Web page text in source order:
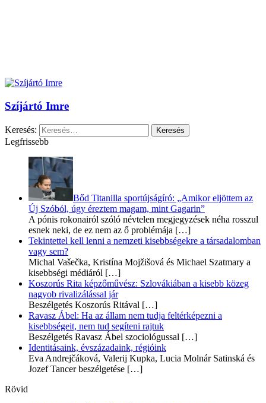
Szíjártó Imre
Keresés:
Legfrissebb
Bőd Titanilla sportújságíró: „Amikor eljöttem az
Új Szóból, úgy éreztem magam, mint Gagarin”
A pónis rokonairól szóló névtelen megjegyzések néha rosszul
esnek neki, de ez nem az ő problémája […]
Tekintettel kell lenni a nemzeti kisebbségekre a társadalomban
vagy sem?
Michal Vašečka, Kristína Mojžišová és Michael Szatmary a
kisebbségi médiáról […]
Koszorús Rita képzőművész: Szlovákiában a kisebb közeg
nagyob rivalizálással jár
Beszélgetés Koszorús Ritával […]
Ravasz Ábel: Ha az állam nem tudja feltérképezni a
kisebbségeit, nem tud segíteni rajtuk
Beszélgetés Ravasz Ábel szociológussal […]
Identitásaink, évszázadaink, régióink
Eva Andrejčáková, Valerij Kupka, Lucia Molnár Satinská és
Jozef Tancer beszélgetése […]
Rövid